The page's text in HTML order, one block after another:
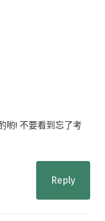
喲! 不要看到忘了考
Reply